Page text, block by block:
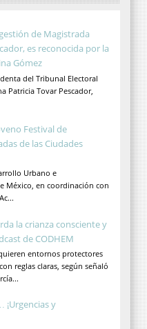
de Magistrada
es reconocida por la
Gómez
del Tribunal Electoral
Patricia Tovar Pescador,
Festival de
de las Ciudades
Urbano e
México, en coordinación con
la crianza consciente y
de CODHEM
entornos protectores
reglas claras, según señaló
y